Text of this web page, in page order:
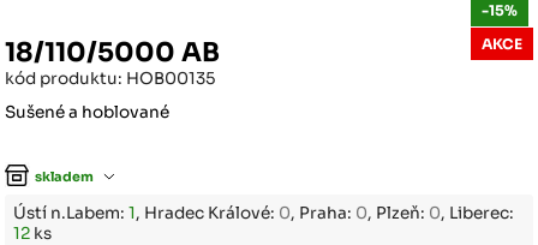
18/110/5000 AB
kód produktu: HOB00135
Sušené a hoblované
skladem
Ústí n.Labem:1, Hradec Králové: 0, Praha: 0, Plzeň: 0, Liberec:
12 ks
-15%
AKCE